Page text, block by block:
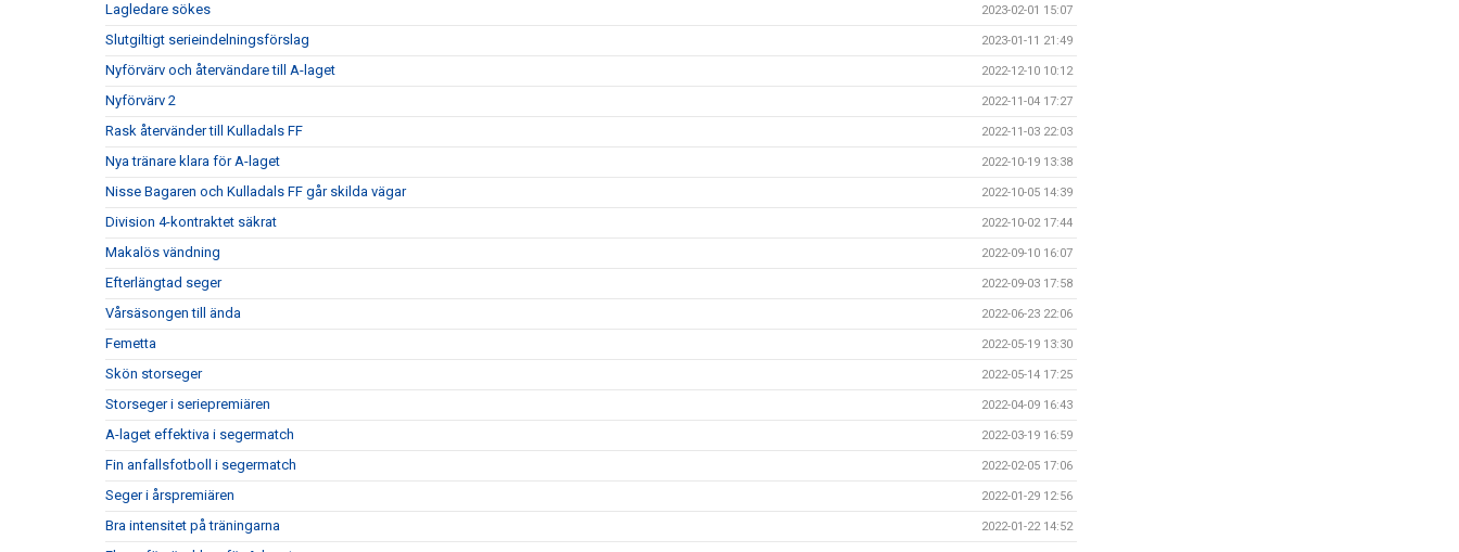
Lagledare sökes 2023-02-01 15:07
Slutgiltigt serieindelningsförslag 2023-01-11 21:49
Nyförvärv och återvändare till A-laget 2022-12-10 10:12
Nyförvärv 2 2022-11-04 17:27
Rask återvänder till Kulladals FF 2022-11-03 22:03
Nya tränare klara för A-laget 2022-10-19 13:38
Nisse Bagaren och Kulladals FF går skilda vägar 2022-10-05 14:39
Division 4-kontraktet säkrat 2022-10-02 17:44
Makalös vändning 2022-09-10 16:07
Efterlängtad seger 2022-09-03 17:58
Vårsäsongen till ända 2022-06-23 22:06
Femetta 2022-05-19 13:30
Skön storseger 2022-05-14 17:25
Storseger i seriepremiären 2022-04-09 16:43
A-laget effektiva i segermatch 2022-03-19 16:59
Fin anfallsfotboll i segermatch 2022-02-05 17:06
Seger i årspremiären 2022-01-29 12:56
Bra intensitet på träningarna 2022-01-22 14:52